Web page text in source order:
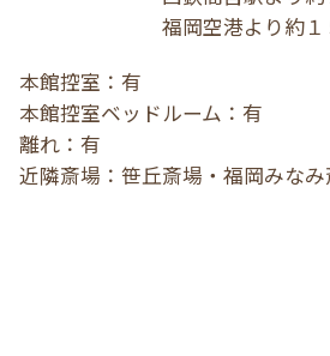
福岡空港より約
本館控室
有
本館控室ベッドルーム
有
離れ
有
近隣斎場
笹丘斎場・福岡みなみ